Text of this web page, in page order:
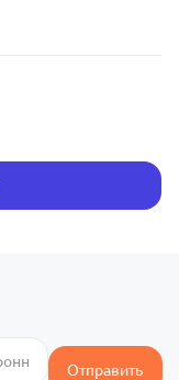
Отправить